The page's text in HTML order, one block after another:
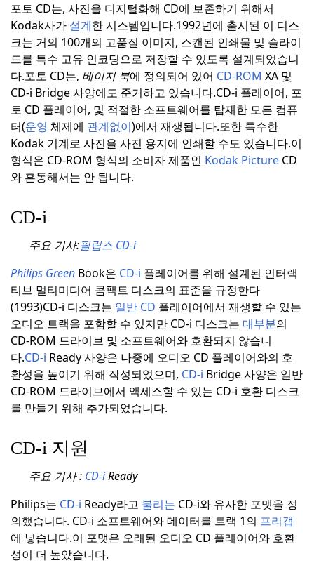
포토 CD는, 사진을 디지털화해 CD에 보존하기 위해서
Kodak사가 설계한 시스템입니다.1992년에 출시된 이 디스
크는 거의 100개의 고품질 이미지, 스캔된 인쇄물 및 슬라이
드를 특수 고유 인코딩으로 저장할 수 있도록 설계되었습니
다.포토 CD는, 베이지 북에 정의되어 있어 CD-ROM XA 및
CD-i Bridge 사양에도 준거하고 있습니다.CD-i 플레이어, 포
토 CD 플레이어, 및 적절한 소프트웨어를 탑재한 모든 컴퓨
터(운영 체제에 관계없이)에서 재생됩니다.또한 특수한
Kodak 기계로 사진을 사진 용지에 인쇄할 수도 있습니다.이
형식은 CD-ROM 형식의 소비자 제품인 Kodak Picture CD
와 혼동해서는 안 됩니다.
CD-i
주요 기사:필립스 CD-i
Philips Green Book은 CD-i 플레이어를 위해 설계된 인터랙
티브 멀티미디어 콤팩트 디스크의 표준을 규정한다
(1993)CD-i 디스크는 일반 CD 플레이어에서 재생할 수 있는
오디오 트랙을 포함할 수 있지만 CD-i 디스크는 대부분의
CD-ROM 드라이브 및 소프트웨어와 호환되지 않습니
다.CD-i Ready 사양은 나중에 오디오 CD 플레이어와의 호
환성을 높이기 위해 작성되었으며, CD-i Bridge 사양은 일반
CD-ROM 드라이브에서 액세스할 수 있는 CD-i 호환 디스크
를 만들기 위해 추가되었습니다.
CD-i 지원
주요 기사 : CD-iReady
Philips는 CD-i Ready라고 불리는 CD-i와 유사한 포맷을 정
의했습니다. CD-i 소프트웨어와 데이터를 트랙 1의 프리갭
에 넣습니다.이 포맷은 오래된 오디오 CD 플레이어와 호환
성이 더 높았습니다.